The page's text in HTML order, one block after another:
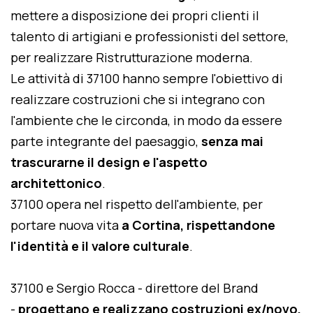
mettere a disposizione dei propri clienti il
talento di artigiani e professionisti del settore,
per realizzare Ristrutturazione moderna.
Le attività di 37100 hanno sempre l'obiettivo di
realizzare costruzioni che si integrano con
l'ambiente che le circonda, in modo da essere
parte integrante del paesaggio, senza mai
trascurarne il design e l'aspetto
architettonico.
37100 opera nel rispetto dell'ambiente, per
portare nuova vita a Cortina, rispettandone
l'identità e il valore culturale.
37100 e Sergio Rocca - direttore del Brand
- progettano e realizzano costruzioni ex/novo,